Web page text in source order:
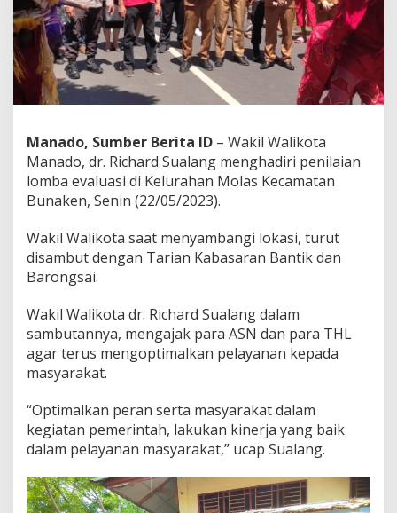
E
v
a
l
u
a
s
K
e
l
u
r
h
a
n
l
a
s
,
w
a
S
u
Manado, Sumber Berita ID – Wakil Walikota
Manado, dr. Richard Sualang menghadiri penilaian
lomba evaluasi di Kelurahan Molas Kecamatan
Bunaken, Senin (22/05/2023).
Wakil Walikota saat menyambangi lokasi, turut
disambut dengan Tarian Kabasaran Bantik dan
Barongsai.
Wakil Walikota dr. Richard Sualang dalam
sambutannya, mengajak para ASN dan para THL
agar terus mengoptimalkan pelayanan kepada
masyarakat.
“Optimalkan peran serta masyarakat dalam
kegiatan pemerintah, lakukan kinerja yang baik
dalam pelayanan masyarakat,” ucap Sualang.